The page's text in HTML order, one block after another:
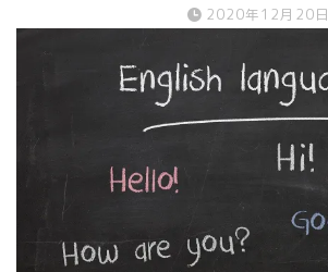
2020年12月20日